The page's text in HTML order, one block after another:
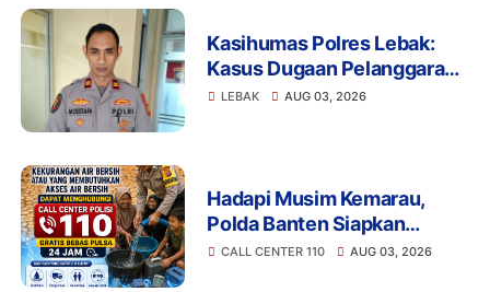
Kasihumas Polres Lebak:
Kasus Dugaan Pelanggaran
Disiplin Anggota Polri
LEBAK AUG 03, 2026
Hadapi Musim Kemarau,
Polda Banten Siapkan
Layanan Bantuan Air Bersih
CALL CENTER 110 AUG 03, 2026